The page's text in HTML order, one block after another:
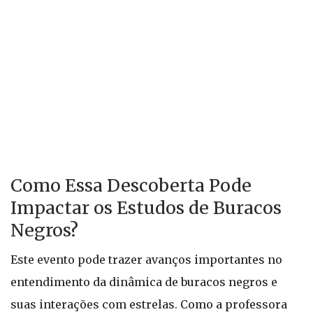
Como Essa Descoberta Pode
Impactar os Estudos de Buracos
Negros?
Este evento pode trazer avanços importantes no
entendimento da dinâmica de buracos negros e
suas interações com estrelas. Como a professora